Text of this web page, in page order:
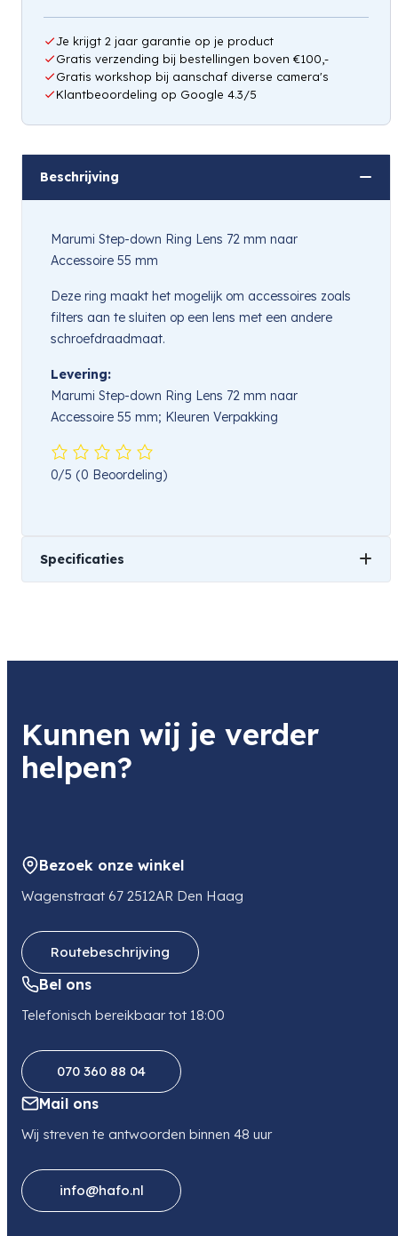
Je krijgt 2 jaar garantie op je product
Gratis verzending bij bestellingen boven €100,-
Gratis workshop bij aanschaf diverse camera's
Klantbeoordeling op Google 4.3/5
Beschrijving
Marumi Step-down Ring Lens 72 mm naar
Accessoire 55 mm
Deze ring maakt het mogelijk om accessoires zoals
filters aan te sluiten op een lens met een andere
schroefdraadmaat.
Levering:
Marumi Step-down Ring Lens 72 mm naar
Accessoire 55 mm; Kleuren Verpakking
0/5 (0 Beoordeling)
Specificaties
Kunnen wij je verder
helpen?
Bezoek onze winkel
Wagenstraat 67 2512AR Den Haag
Routebeschrijving
Bel ons
Telefonisch bereikbaar tot 18:00
070 360 88 04
Mail ons
Wij streven te antwoorden binnen 48 uur
info@hafo.nl